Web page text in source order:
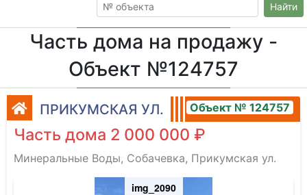
Найти
Часть дома на продажу -
Объект №124757
ПРИКУМСКАЯ УЛ. Объект № 124757
Часть дома 2 000 000 ₽
Минеральные Воды, Собачевка, Прикумская ул.
img_2090